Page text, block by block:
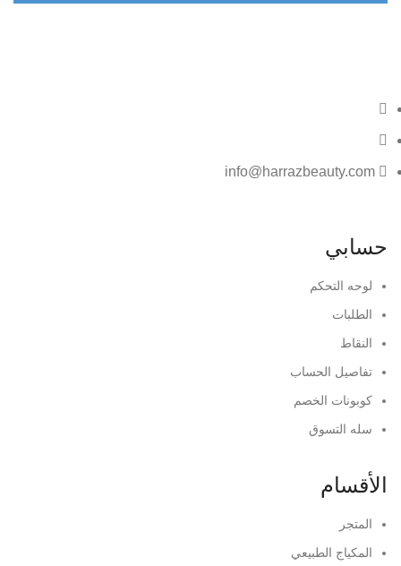
info@harrazbeauty.com
حسابي
لوحه التحكم
الطلبات
النقاط
تفاصيل الحساب
كوبونات الخصم
سله التسوق
الأقسام
المتجر
المكياج الطبيعي